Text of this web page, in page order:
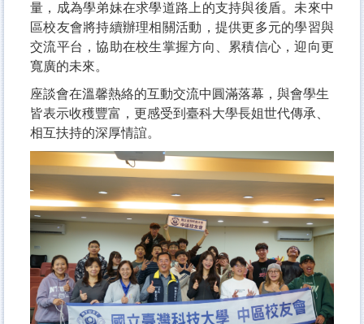
量，成為學弟妹在求學道路上的支持與後盾。未來中
區校友會將持續辦理相關活動，提供更多元的學習與
交流平台，協助在校生掌握方向、累積信心，迎向更
寬廣的未來。
座談會在溫馨熱絡的互動交流中圓滿落幕，與會學生
皆表示收穫豐富，更感受到臺科大學長姐世代傳承、
相互扶持的深厚情誼。